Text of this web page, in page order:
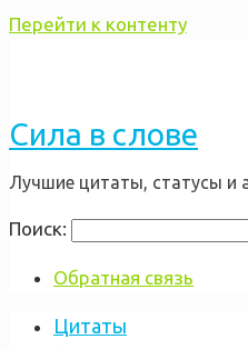
Перейти к контенту
Сила в слове
Лучшие цитаты, статусы и
Поиск:
Обратная связь
Цитаты